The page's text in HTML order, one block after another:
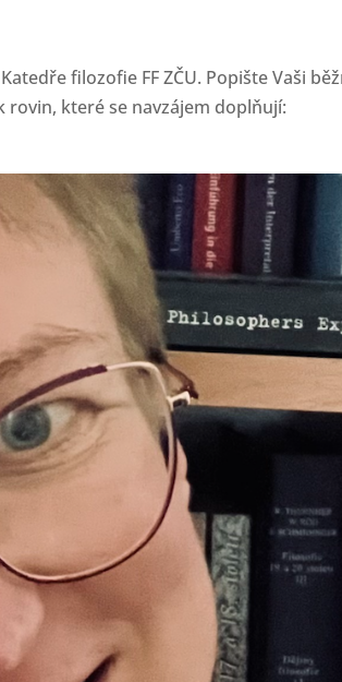
filozofie FF ZČU. Popište Vaši
které se navzájem doplňují: